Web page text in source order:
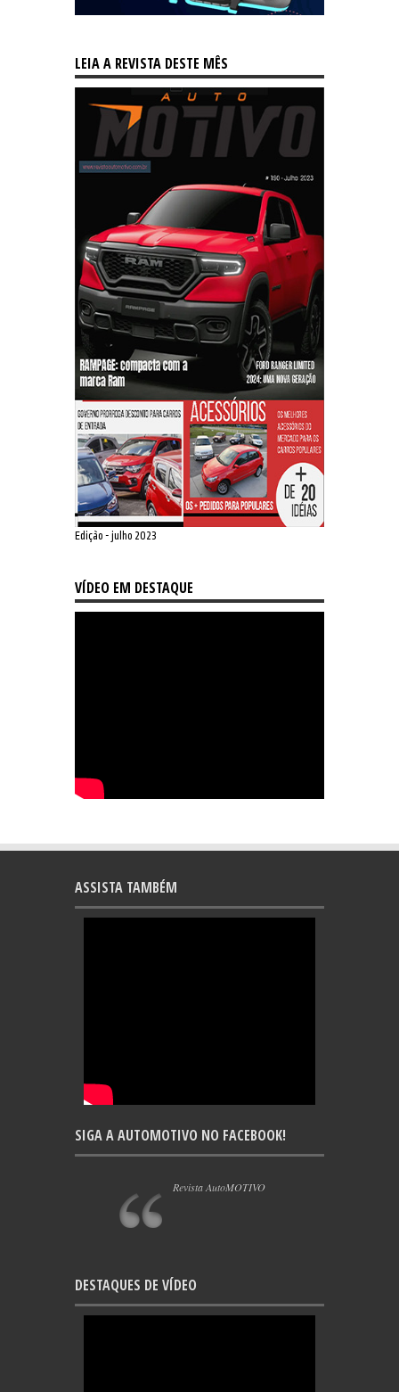
LEIA A REVISTA DESTE MÊS
Edição - julho 2023
VÍDEO EM DESTAQUE
ASSISTA TAMBÉM
SIGA A AUTOMOTIVO NO FACEBOOK!
Revista AutoMOTIVO
DESTAQUES DE VÍDEO